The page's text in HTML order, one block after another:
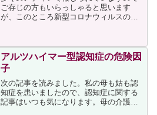
ご存じの方もいらっしゃると思います
が、このところ新型コロナウィルスの患
「KP.3」というタイプです。上記事に次
が書かれていました。...
アルツハイマー型認知症の危険因
子
次の記事を読みました。私の母も姑も認
知症を患いましたので、認知症に関する
記事はいつも気になります。母の介護は